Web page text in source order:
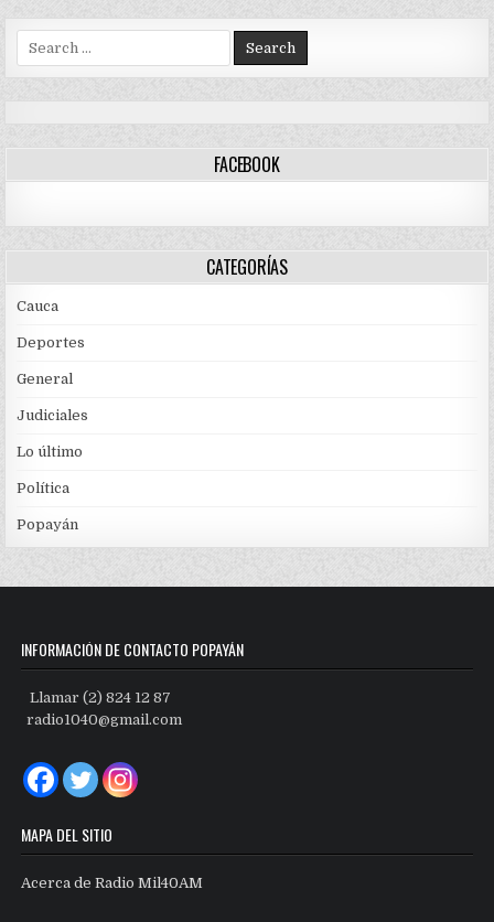
Search
for:
FACEBOOK
CATEGORÍAS
Cauca
Deportes
General
Judiciales
Lo último
Política
Popayán
INFORMACIÓN DE CONTACTO POPAYÁN
Llamar (2) 824 12 87
radio1040@gmail.com
MAPA DEL SITIO
Acerca de Radio Mil40AM